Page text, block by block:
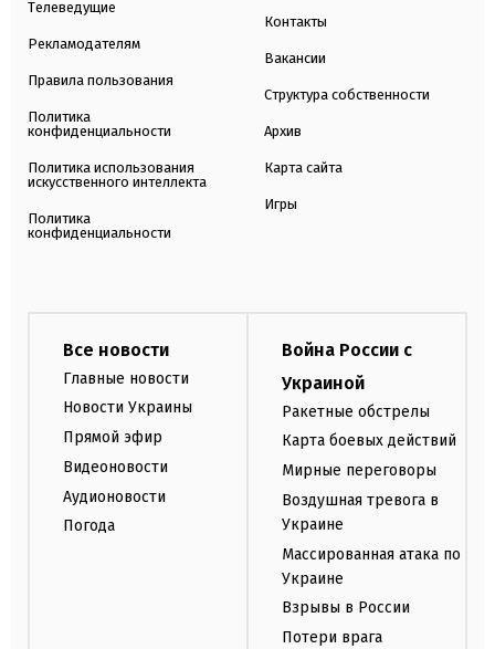
Телеведущие
Рекламодателям
Правила пользования
Политика
конфиденциальности
Политика использования
искусственного интеллекта
Политика
конфиденциальности
Контакты
Вакансии
Структура собственности
Архив
Карта сайта
Игры
Все новости
Главные новости
Новости Украины
Прямой эфир
Видеоновости
Аудионовости
Погода
Война России с
Украиной
Ракетные обстрелы
Карта боевых действий
Мирные переговоры
Воздушная тревога в
Украине
Массированная атака по
Украине
Взрывы в России
Потери врага